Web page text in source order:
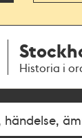
Historia i